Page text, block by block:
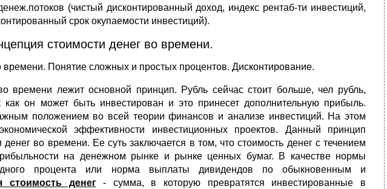
(чистый дисконтированный доход, индекс рентаб-ти инвестиций,
срок окупаемости инвестиций).
стоимости денег во времени.
Понятие сложных и простых процентов. Дисконтирование.
времени лежит основной принцип. Рубль сейчас стоит больше, чел рубль,
он может быть инвестирован и это принесет дополнительную прибыль.
положением во всей теории финансов и анализе инвестиций. На этом
эффективности инвестиционных проектов. Данный принцип
во времени. Ее суть заключается в том, что стоимость денег с течением
на денежном рынке и рынке ценных бумаг. В качестве нормы
процента или норма выплаты дивидендов по обыкновенным и
стоимость денег- сумма, в которую превратятся инвестированные в